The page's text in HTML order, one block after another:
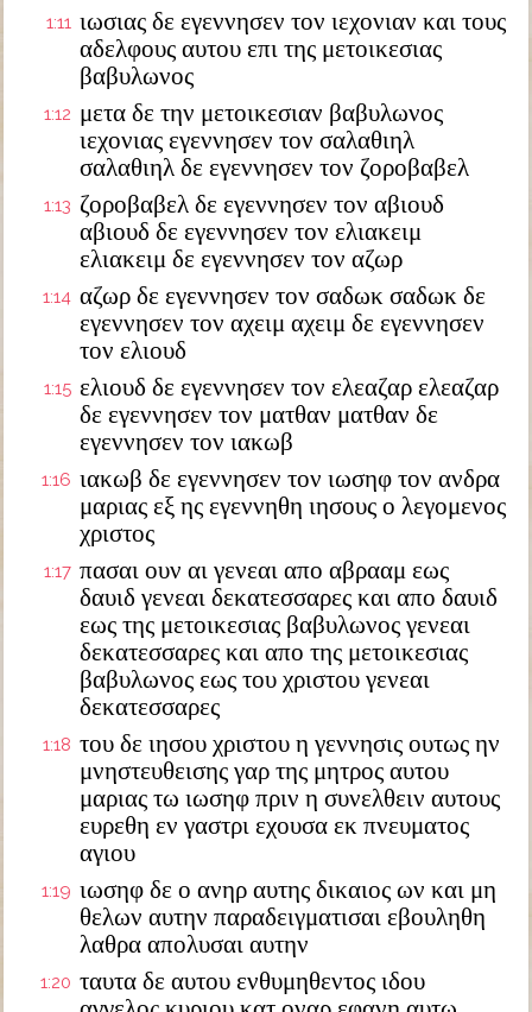
1:11 ιωσιας δε εγεννησεν τον ιεχονιαν και τους
αδελφους αυτου επι της μετοικεσιας
βαβυλωνος
1:12 μετα δε την μετοικεσιαν βαβυλωνος
ιεχονιας εγεννησεν τον σαλαθιηλ
σαλαθιηλ δε εγεννησεν τον ζοροβαβελ
1:13 ζοροβαβελ δε εγεννησεν τον αβιουδ
αβιουδ δε εγεννησεν τον ελιακειμ
ελιακειμ δε εγεννησεν τον αζωρ
1:14 αζωρ δε εγεννησεν τον σαδωκ σαδωκ δε
εγεννησεν τον αχειμ αχειμ δε εγεννησεν
τον ελιουδ
1:15 ελιουδ δε εγεννησεν τον ελεαζαρ ελεαζαρ
δε εγεννησεν τον ματθαν ματθαν δε
εγεννησεν τον ιακωβ
1:16 ιακωβ δε εγεννησεν τον ιωσηφ τον ανδρα
μαριας εξ ης εγεννηθη ιησους ο λεγομενος
χριστος
1:17 πασαι ουν αι γενεαι απο αβρααμ εως
δαυιδ γενεαι δεκατεσσαρες και απο δαυιδ
εως της μετοικεσιας βαβυλωνος γενεαι
δεκατεσσαρες και απο της μετοικεσιας
βαβυλωνος εως του χριστου γενεαι
δεκατεσσαρες
1:18 του δε ιησου χριστου η γεννησις ουτως ην
μνηστευθεισης γαρ της μητρος αυτου
μαριας τω ιωσηφ πριν η συνελθειν αυτους
ευρεθη εν γαστρι εχουσα εκ πνευματος
αγιου
1:19 ιωσηφ δε ο ανηρ αυτης δικαιος ων και μη
θελων αυτην παραδειγματισαι εβουληθη
λαθρα απολυσαι αυτην
1:20 ταυτα δε αυτου ενθυμηθεντος ιδου